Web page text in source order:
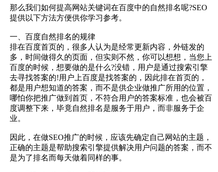
那么我们如何提高网站关键词在百度中的自然排名呢?SEO
提供以下方法方便供你学习参考。
一、百度自然排名的规律
排在百度首页的，很多人认为是经常更新内容，外链发的
多，时间做得久的页面，但实则不然，你可以想想，当您上
百度的时候，想要做的是什么?没错，用户是通过搜索引擎
去寻找答案的!用户上百度是找答案的，因此排在首页的，
都是用户想知道的答案，而不是供企业做推广所用的位置，
哪怕你把推广做到首页，不符合用户的答案标准，也会被百
度调整下来，毕竟自然排名是服务于用户，而非服务于企
业。
因此，在做SEO推广的时候，应该先确定自己网站的主题，
正确的主题是帮助搜索引擎提供解决用户问题的答案，而不
是为了排名而每天做着同样的事。